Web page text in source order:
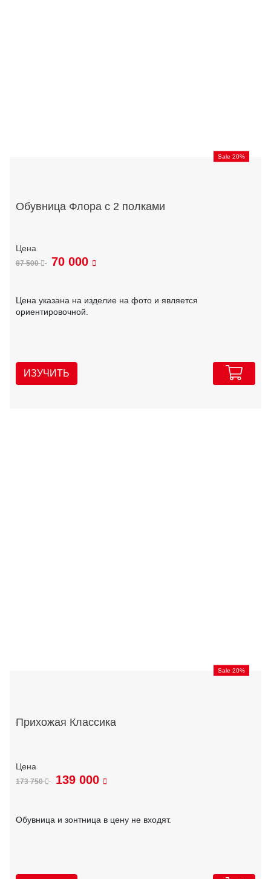
Sale 20%
Обувница Флора с 2 полками
87 500 70 000
Цена указана на изделие на фото и является
ориентировочной.
ИЗУЧИТЬ
Sale 20%
Прихожая Классика
173 750 139 000
Обувница и зонтница в цену не входят.